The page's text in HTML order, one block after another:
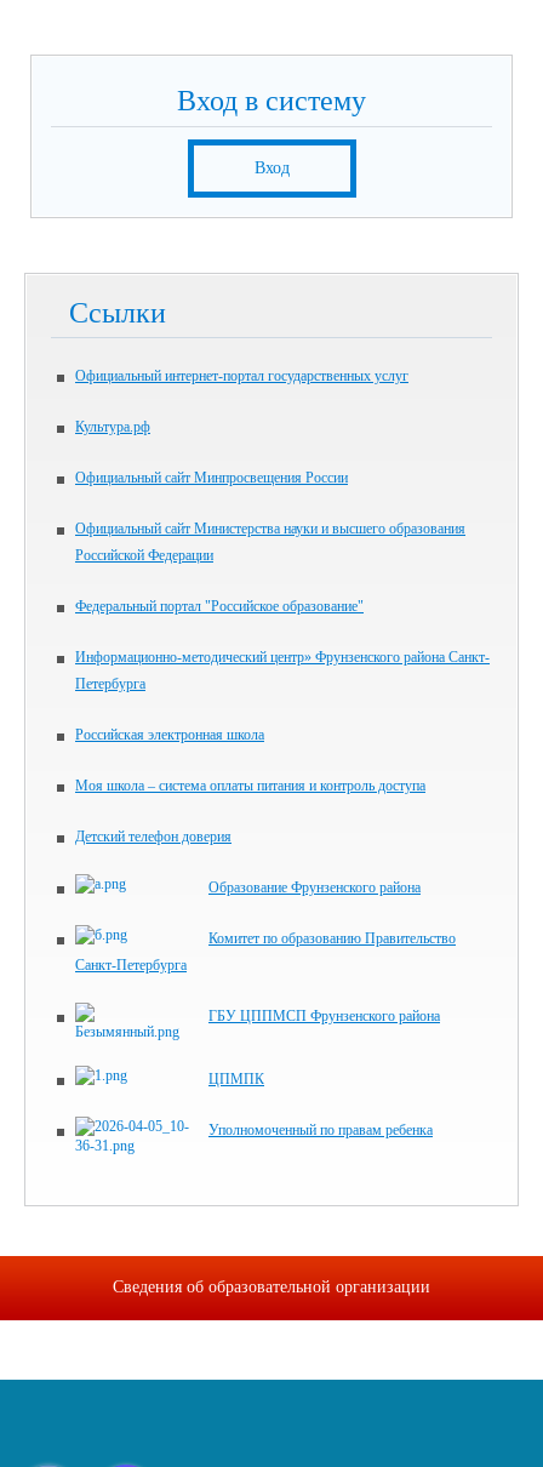
Вход в систему
Вход
Ссылки
Официальный интернет-портал государственных услуг
Культура.рф
Официальный сайт Минпросвещения России
Официальный сайт Министерства науки и высшего образования
Российской Федерации
Федеральный портал "Российское образование"
Информационно-методический центр» Фрунзенского района Санкт-
Петербурга
Российская электронная школа
Моя школа – система оплаты питания и контроль доступа
Детский телефон доверия
Образование Фрунзенского района
Комитет по образованию Правительство
Санкт‑Петербурга
ГБУ ЦППМСП Фрунзенского района
ЦПМПК
Уполномоченный по правам ребенка
Сведения об образовательной организации